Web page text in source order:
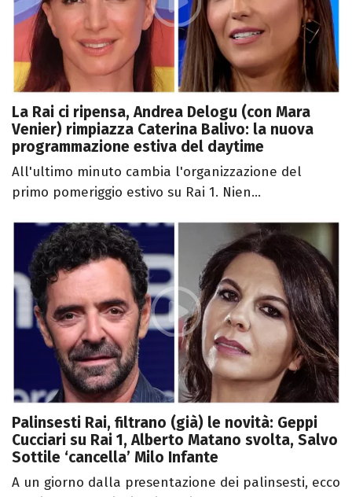
La Rai ci ripensa, Andrea Delogu (con Mara
Venier) rimpiazza Caterina Balivo: la nuova
programmazione estiva del daytime
All'ultimo minuto cambia l'organizzazione del
primo pomeriggio estivo su Rai 1. Nien...
Palinsesti Rai, filtrano (già) le novità: Geppi
Cucciari su Rai 1, Alberto Matano svolta, Salvo
Sottile ‘cancella’ Milo Infante
A un giorno dalla presentazione dei palinsesti, ecco